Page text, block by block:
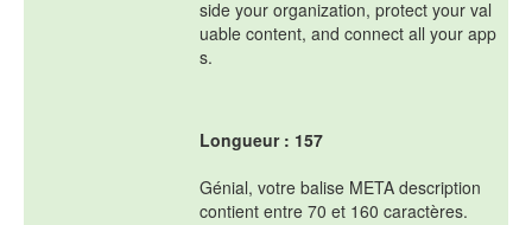
side your organization, protect your val
uable content, and connect all your app
s.
Longueur : 157
Génial, votre balise META description
contient entre 70 et 160 caractères.